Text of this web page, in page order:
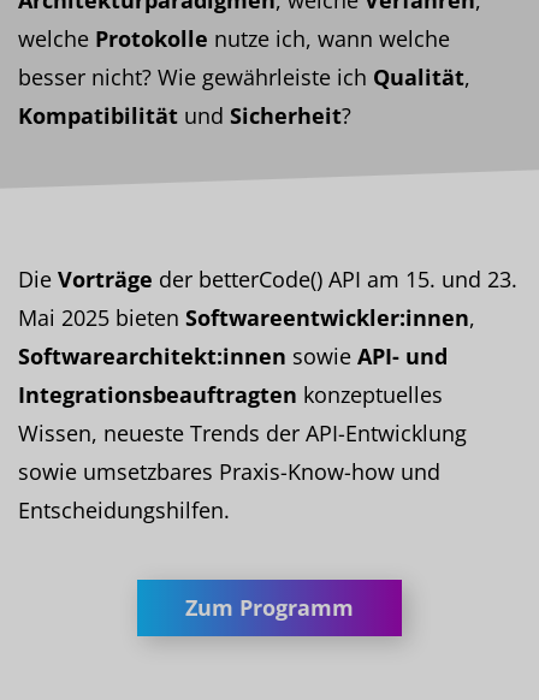
welche Protokolle nutze ich, wann welche
besser nicht? Wie gewährleiste ich Qualität,
Kompatibilität und Sicherheit?
Die Vorträge der betterCode() API am 15. und 23.
Mai 2025 bieten Softwareentwickler:innen,
Softwarearchitekt:innen sowie API- und
Integrationsbeauftragten konzeptuelles
Wissen, neueste Trends der API-Entwicklung
sowie umsetzbares Praxis-Know-how und
Entscheidungshilfen.
Zum Programm